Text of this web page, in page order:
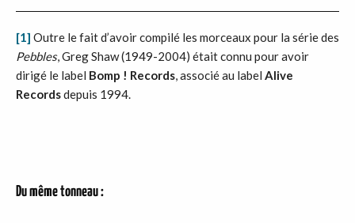
[1] Outre le fait d’avoir compilé les morceaux pour la série des
Pebbles, Greg Shaw (1949-2004) était connu pour avoir
dirigé le label Bomp ! Records , associé au label Alive
Recordsdepuis 1994.
Du même tonneau :